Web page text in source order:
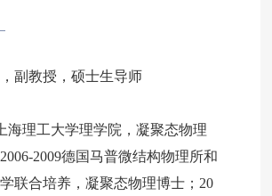
副教授，硕士生导师
海理工大学理学院，凝聚态物理
2009德国马普微结构物理所和
联合培养，凝聚态物理博士；20